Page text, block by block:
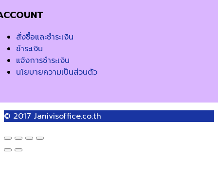
สั่งซื้อและชำระเงิน
ชำระเงิน
แจ้งการชำระเงิน
นโยบายความเป็นส่วนตัว
© 2017 Janivisoffice.co.th